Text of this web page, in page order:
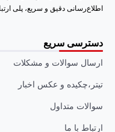
اطلاع‌رسانی دقیق و سریع، پلی
دسترسی سریع
ارسال سوالات و مشکلات
تیتر،چکیده و عکس اخبار
سوالات متداول
ارتباط با ما